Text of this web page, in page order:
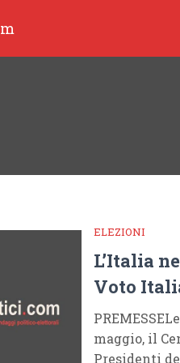
ELEZIONI
L’Italia
Voto
maggio, il
Presidenti